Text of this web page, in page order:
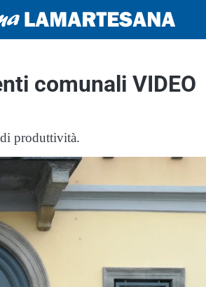
comunali VIDEO
produttività.